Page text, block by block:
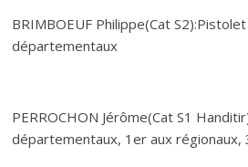
BRIMBOEUF Philippe(Cat
départementaux
PERROCHON Jérôme(Cat S1
départementaux, 1er aux régionaux,